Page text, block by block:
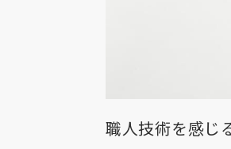
職人技術を感じ